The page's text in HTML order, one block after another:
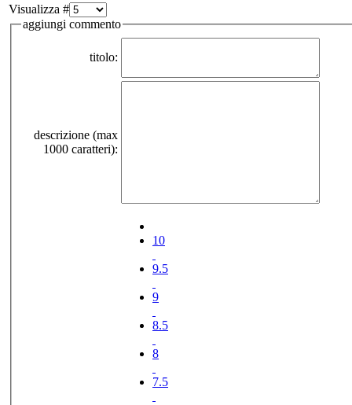
Visualizza #
aggiungi commento
titolo:
descrizione (max
1000 caratteri):
10
9.5
9
8.5
8
7.5